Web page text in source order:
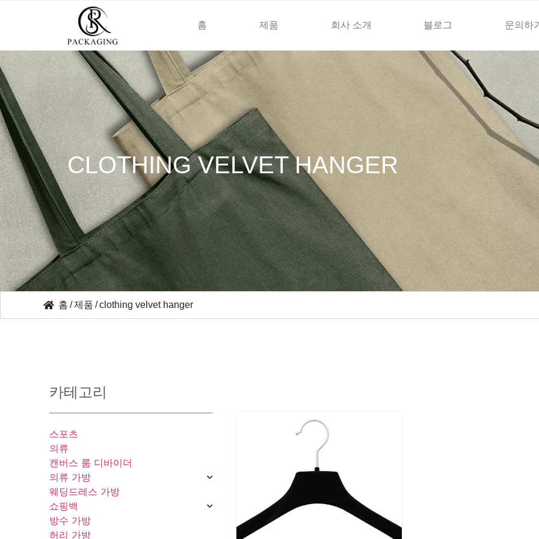
홈 제품 회사 소개 블로그 문의하
CLOTHING VELVET HANGER
홈 /제품 /clothing velvet hanger
카테고리
스포츠
의류
캔버스 룸 디바이더
의류 가방
웨딩드레스 가방
쇼핑백
방수 가방
허리 가방